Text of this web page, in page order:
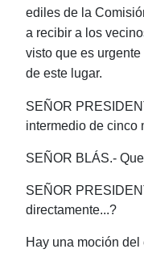
ediles de la
a recibir a los
visto que es
de este lugar.
SEÑOR
intermedio de cinco
SEÑOR BLÁS.-
SEÑOR
directamente...?
Hay una moción del